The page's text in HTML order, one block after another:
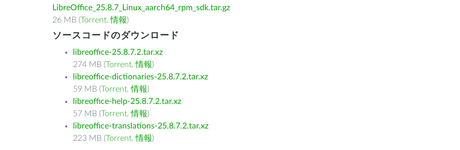
LibreOffice_25.8.7_Linux_aarch64_rpm_sdk.tar.gz
26 MB (Torrent,情報)
ソースコードのダウンロード
libreoffice-25.8.7.2.tar.xz
274 MB (Torrent,情報)
libreoffice-dictionaries-25.8.7.2.tar.xz
59 MB (Torrent,情報)
libreoffice-help-25.8.7.2.tar.xz
57 MB (Torrent,情報)
libreoffice-translations-25.8.7.2.tar.xz
223 MB (Torrent,情報)